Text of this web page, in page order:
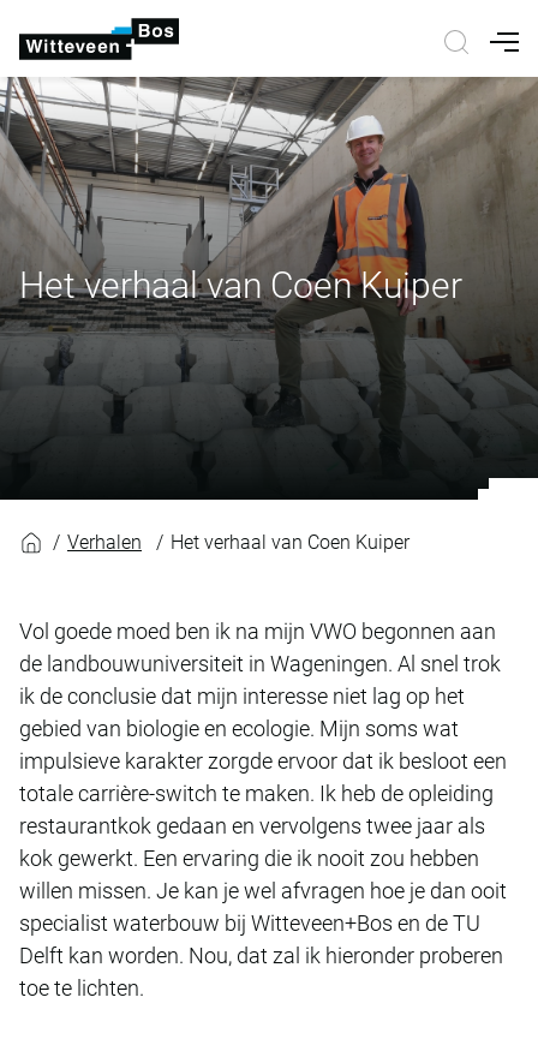
Het verhaal van Coen Kuiper
Verhalen Het verhaal van Coen Kuiper
Vol goede moed ben ik na mijn VWO begonnen aan
de landbouwuniversiteit in Wageningen. Al snel trok
ik de conclusie dat mijn interesse niet lag op het
gebied van biologie en ecologie. Mijn soms wat
impulsieve karakter zorgde ervoor dat ik besloot een
totale carrière-switch te maken. Ik heb de opleiding
restaurantkok gedaan en vervolgens twee jaar als
kok gewerkt. Een ervaring die ik nooit zou hebben
willen missen. Je kan je wel afvragen hoe je dan ooit
specialist waterbouw bij Witteveen+Bos en de TU
Delft kan worden. Nou, dat zal ik hieronder proberen
toe te lichten.